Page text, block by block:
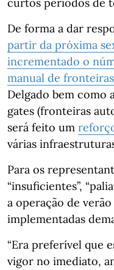
De forma a dar
partir da próxima
incrementado o
manual de fronteiras
Delgado bem como
gates (fronteiras
será feito um
várias
Para os
“insuficientes”,
a operação de
implementadas
“Era preferível que
vigor no imediato,